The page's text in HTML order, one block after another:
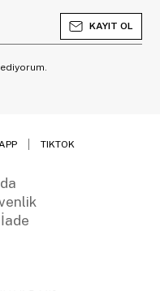
KAYIT OL
TIKTOK